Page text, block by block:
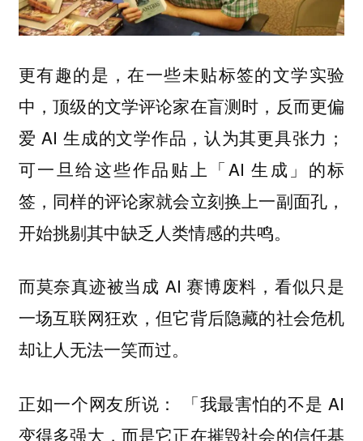
更有趣的是，在一些未贴标签的文学实验
中，顶级的文学评论家在盲测时，反而更偏
爱 AI 生成的文学作品，认为其更具张力；
可一旦给这些作品贴上「AI 生成」的标
签，同样的评论家就会立刻换上一副面孔，
开始挑剔其中缺乏人类情感的共鸣。
而莫奈真迹被当成 AI 赛博废料，看似只是
一场互联网狂欢，但它背后隐藏的社会危机
却让人无法一笑而过。
正如一个网友所说： 「我最害怕的不是 AI
变得多强大，而是它正在摧毁社会的信任基